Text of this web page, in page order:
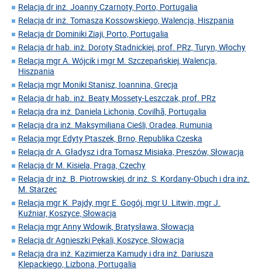
Relacja dr inż. Joanny Czarnoty, Porto, Portugalia
Relacja dr inż. Tomasza Kossowskiego, Walencja, Hiszpania
Relacja dr Dominiki Ziaji, Porto, Portugalia
Relacja dr hab. inż. Doroty Stadnickiej, prof. PRz, Turyn, Włochy
Relacja mgr A. Wójcik i mgr M. Szczepańskiej, Walencja,
Hiszpania
Relacja mgr Moniki Stanisz, Ioannina, Grecja
Relacja dr hab. inż. Beaty Mossety-Leszczak, prof. PRz
Relacja dra inż. Daniela Lichonia, Covilhã, Portugalia
Relacja dra inż. Maksymiliana Cieśli, Oradea, Rumunia
Relacja mgr Edyty Ptaszek, Brno, Republika Czeska
Relacja dr A. Gładysz i dra Tomasz Misiaka, Preszów, Słowacja
Relacja dr M. Kisiela, Praga, Czechy
Relacja dr inż. B. Piotrowskiej, dr inż. S. Kordany-Obuch i dra inż.
M. Starzec
Relacja mgr K. Pajdy, mgr E. Gogój, mgr U. Litwin, mgr J.
Kuźniar, Koszyce, Słowacja
Relacja mgr Anny Wdowik, Bratysława, Słowacja
Relacja dr Agnieszki Pękali, Koszyce, Słowacja
Relacja dra inż. Kazimierza Kamudy i dra inż. Dariusza
Klepackiego, Lizbona, Portugalia